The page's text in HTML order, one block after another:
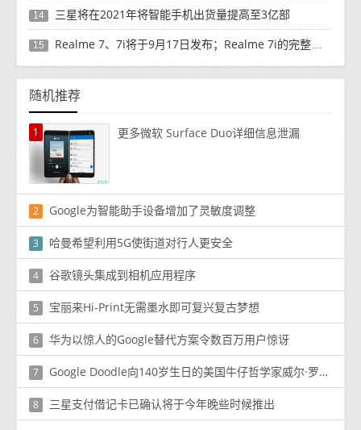
14 三星将在2021年将智能手机出货量提高至3亿部
15 Realme 7、7i将于9月17日发布；Realme 7i的完整规格并导致泄漏
随机推荐
1 更多微软 Surface Duo详细信息泄漏
2 Google为智能助手设备增加了灵敏度调整
3 哈曼希望利用5G使街道对行人更安全
4 谷歌镜头集成到相机应用程序
5 宝丽来Hi-Print无需墨水即可复兴复古梦想
6 华为以惊人的Google替代方案令数百万用户惊讶
7 Google Doodle向140岁生日的美国牛仔哲学家威尔·罗杰斯致敬
8 三星支付借记卡已确认将于今年晚些时候推出